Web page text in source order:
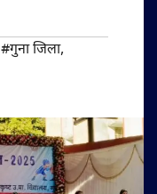
#गुना जिला,